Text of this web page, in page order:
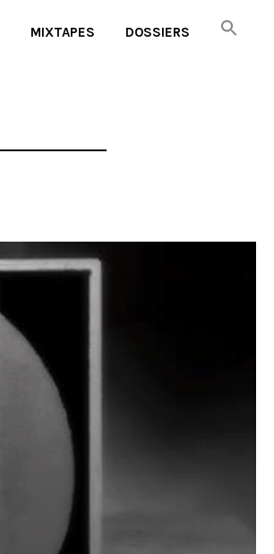
MIXTAPES DOSSIERS